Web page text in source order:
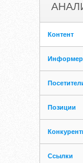
Контент
Информер
Позиции
Ссылки